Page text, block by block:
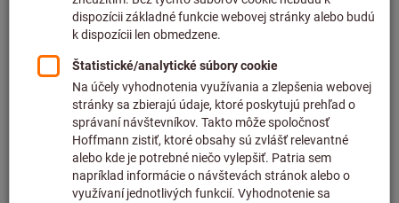
Kliknutím zväčšíte obrázok